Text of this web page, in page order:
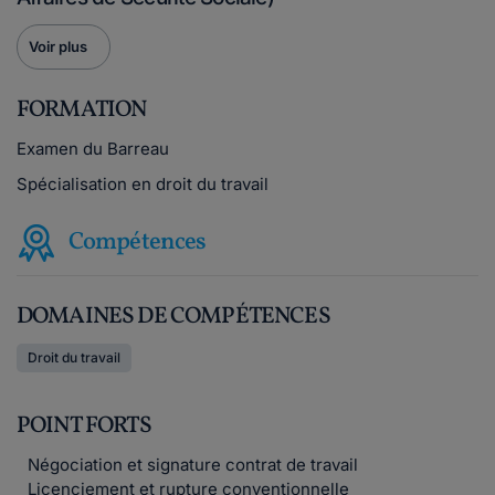
Voir plus
FORMATION
Examen du Barreau
Spécialisation en droit du travail
Compétences
DOMAINES DE COMPÉTENCES
Droit du travail
POINT FORTS
Négociation et signature contrat de travail
Licenciement et rupture conventionnelle